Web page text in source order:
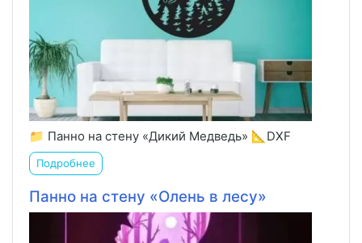
📁 Панно на стену «Дикий Медведь» 📐DXF
Подробнее
Панно на стену «Олень в лесу»